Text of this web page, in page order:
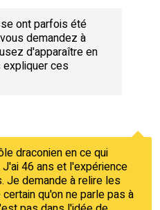
ont parfois été
demandez à
d'apparaître en
ces
draconien en ce qui
46 ans et l'expérience
Je demande à relire les
qu'on ne parle pas à